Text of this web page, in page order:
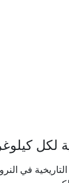
كيلوغرام
أسعار الذهب